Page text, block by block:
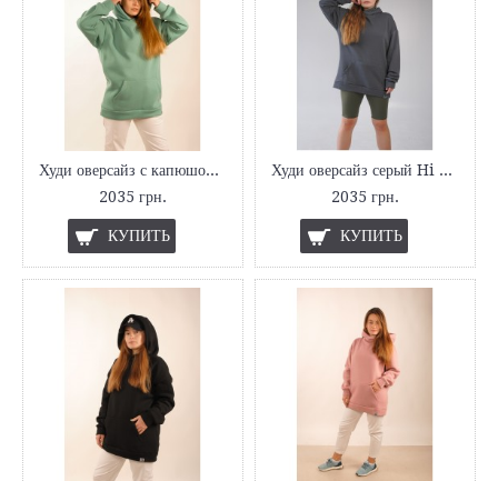
Худи оверсайз с капюшоном зима Hi Mate
2035 грн.
КУПИТЬ
Худи оверсайз серый Hi Mate
2035 грн.
КУПИТЬ